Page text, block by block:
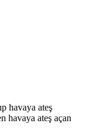
havaya ateş
havaya ateş açan